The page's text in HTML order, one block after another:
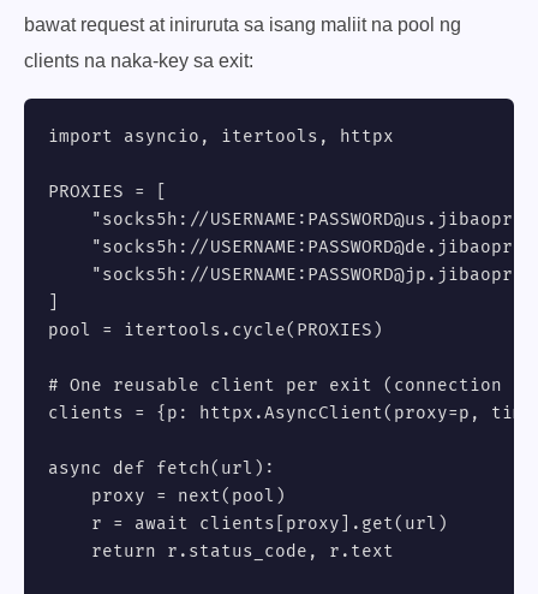
bawat request at iniruruta sa isang maliit na pool ng
clients na naka-key sa exit:
import asyncio, itertools, httpx
PROXIES = [
"socks5h://
"socks5h://
"socks5h://
pool = itertools.cycle(PROXIES)
# One reusable client per exit (connection
clients = {p: httpx.AsyncClient(proxy=p,
async def fetch(url):
    proxy = next(pool)
    r = await clients[proxy].get(url)
    return r.status_code, r.text